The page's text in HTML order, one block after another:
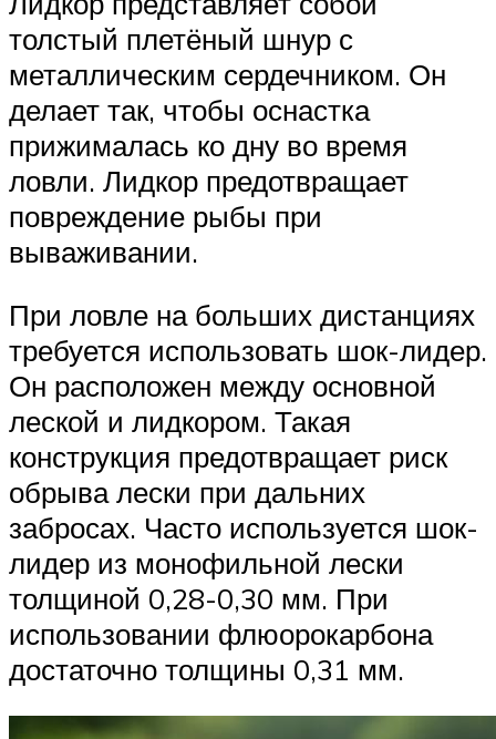
толстый плетёный шнур с
металлическим сердечником. Он
делает так, чтобы оснастка
прижималась ко дну во время
ловли. Лидкор предотвращает
повреждение рыбы при
вываживании.
При ловле на больших дистанциях
требуется использовать шок-лидер.
Он расположен между основной
леской и лидкором. Такая
конструкция предотвращает риск
обрыва лески при дальних
забросах. Часто используется шок-
лидер из монофильной лески
толщиной 0,28-0,30 мм. При
использовании флюорокарбона
достаточно толщины 0,31 мм.